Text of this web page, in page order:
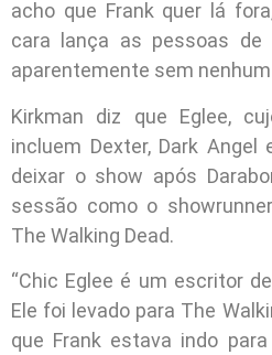
acho que Frank quer lá
cara lança as pessoas
aparentemente sem nenhum
Kirkman diz que Eglee,
incluem Dexter, Dark Angel
deixar o show após
sessão como o
The Walking Dead.
“Chic Eglee é um escritor
Ele foi levado para The
que Frank estava indo